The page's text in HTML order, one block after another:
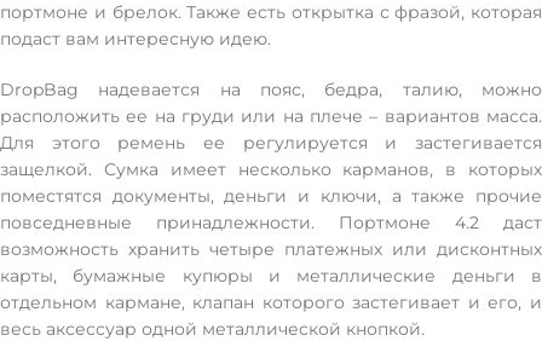
портмоне и брелок. Также есть открытка с фразой, которая
подаст вам интересную идею.
DropBag надевается на пояс, бедра, талию, можно
расположить ее на груди или на плече – вариантов масса.
Для этого ремень ее регулируется и застегивается
защелкой. Сумка имеет несколько карманов, в которых
поместятся документы, деньги и ключи, а также прочие
повседневные принадлежности. Портмоне 4.2 даст
возможность хранить четыре платежных или дисконтных
карты, бумажные купюры и металлические деньги в
отдельном кармане, клапан которого застегивает и его, и
весь аксессуар одной металлической кнопкой.